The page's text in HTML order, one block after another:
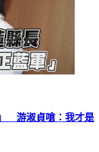
游淑貞嗆：我才是